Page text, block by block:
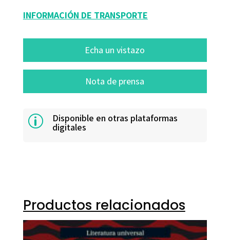
INFORMACIÓN DE TRANSPORTE
Echa un vistazo
Nota de prensa
p Disponible en otras plataformas
digitales
Productos relacionados